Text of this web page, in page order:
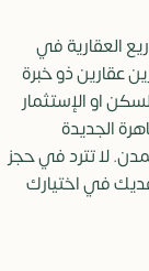
العقارية في
عقارين ذو خبرة
السكن او الإستثمار
الجديدة
لا تترد في حجز
في اختيارك